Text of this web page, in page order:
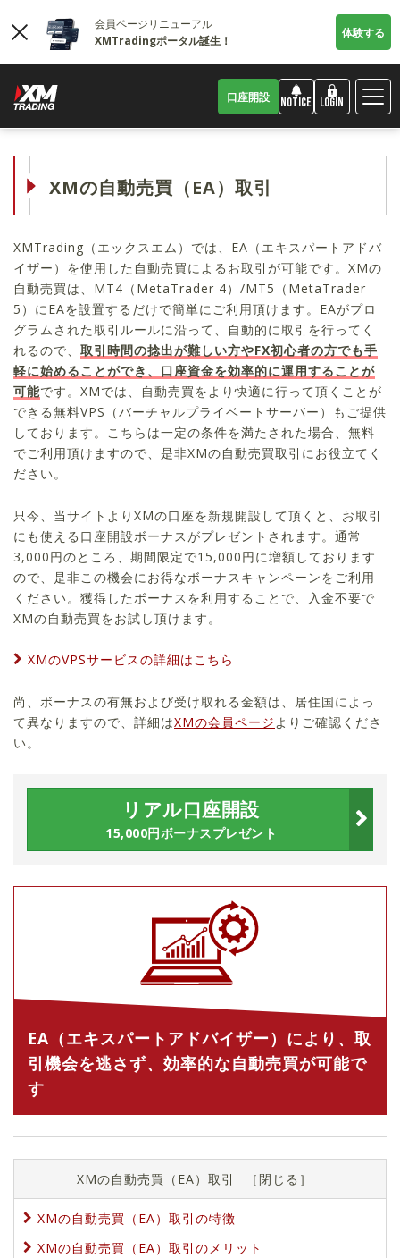
会員ページリニューアル
XMTradingポータル誕生！
体験する
口座開設 NOTICE LOGIN
XMの自動売買（EA）取引
XMTrading（エックスエム）では、EA（エキスパートアドバ
イザー）を使用した自動売買によるお取引が可能です。XMの
自動売買は、MT4（MetaTrader 4）/MT5（MetaTrader
5）にEAを設置するだけで簡単にご利用頂けます。EAがプロ
グラムされた取引ルールに沿って、自動的に取引を行ってく
れるので、 取引時間の捻出が難しい方やFX初心者の方でも手
軽に始めることができ、口座資金を効率的に運用することが
可能です。XMでは、自動売買をより快適に行って頂くことが
できる無料VPS（バーチャルプライベートサーバー）もご提供
しております。こちらは一定の条件を満たされた場合、無料
でご利用頂けますので、是非XMの自動売買取引にお役立てく
ださい。
只今、当サイトよりXMの口座を新規開設して頂くと、お取引
にも使える口座開設ボーナスがプレゼントされます。通常
3,000円のところ、期間限定で15,000円に増額しております
ので、是非この機会にお得なボーナスキャンペーンをご利用
ください。獲得したボーナスを利用することで、入金不要で
XMの自動売買をお試し頂けます。
XMのVPSサービスの詳細はこちら
尚、ボーナスの有無および受け取れる金額は、居住国によっ
て異なりますので、詳細はXMの会員ページよりご確認くださ
い。
リアル口座開設
15,000円ボーナスプレゼント
EA（エキスパートアドバイザー）により、取
引機会を逃さず、効率的な自動売買が可能で
す
XMの自動売買（EA）取引 ［ 閉じる ］
XMの自動売買（EA）取引の特徴
XMの自動売買（EA）取引のメリット